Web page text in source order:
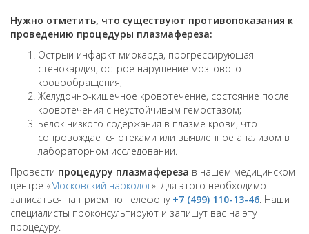
Нужно отметить, что существуют противопоказания к
проведению процедуры плазмафереза:
Острый инфаркт миокарда, прогрессирующая
стенокардия, острое нарушение мозгового
кровообращения;
Желудочно-кишечное кровотечение, состояние после
кровотечения с неустойчивым гемостазом;
Белок низкого содержания в плазме крови, что
сопровождается отеками или выявленное анализом в
лабораторном исследовании.
Провести процедуру плазмафереза в нашем медицинском
центре «Московский нарколог». Для этого необходимо
записаться на прием по телефону +7 (499) 110-13-46 . Наши
специалисты проконсультируют и запишут вас на эту
процедуру.